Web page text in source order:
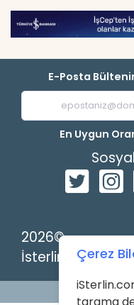
E-Posta
En Uygun
2026©
İsterlin
Çerez